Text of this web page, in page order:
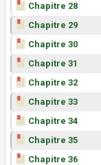
Chapitre 28
Chapitre 29
Chapitre 30
Chapitre 31
Chapitre 32
Chapitre 33
Chapitre 34
Chapitre 35
Chapitre 36